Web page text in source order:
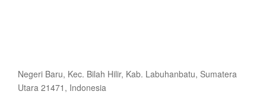
Negeri Baru, Kec. Bilah Hilir, Kab. Labuhanbatu, Sumatera
Utara 21471, Indonesia